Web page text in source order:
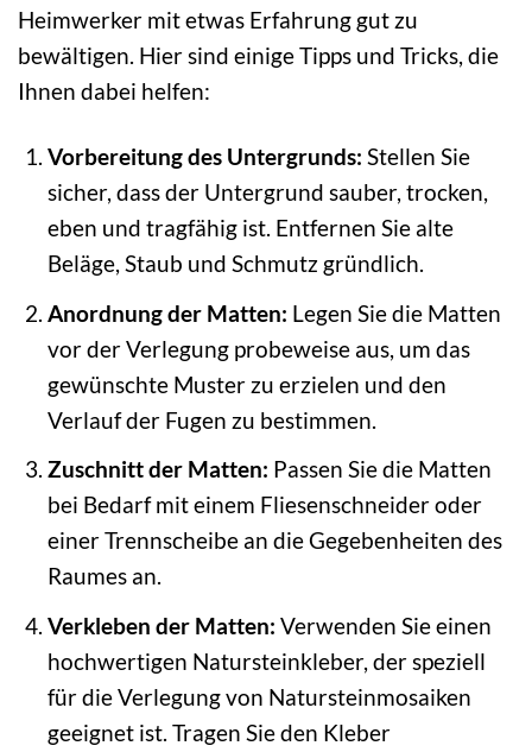
Heimwerker mit etwas Erfahrung gut zu
bewältigen. Hier sind einige Tipps und Tricks, die
Ihnen dabei helfen:
Vorbereitung des Untergrunds: Stellen Sie
sicher, dass der Untergrund sauber, trocken,
eben und tragfähig ist. Entfernen Sie alte
Beläge, Staub und Schmutz gründlich.
Anordnung der Matten: Legen Sie die Matten
vor der Verlegung probeweise aus, um das
gewünschte Muster zu erzielen und den
Verlauf der Fugen zu bestimmen.
Zuschnitt der Matten: Passen Sie die Matten
bei Bedarf mit einem Fliesenschneider oder
einer Trennscheibe an die Gegebenheiten des
Raumes an.
Verkleben der Matten: Verwenden Sie einen
hochwertigen Natursteinkleber, der speziell
für die Verlegung von Natursteinmosaiken
geeignet ist. Tragen Sie den Kleber